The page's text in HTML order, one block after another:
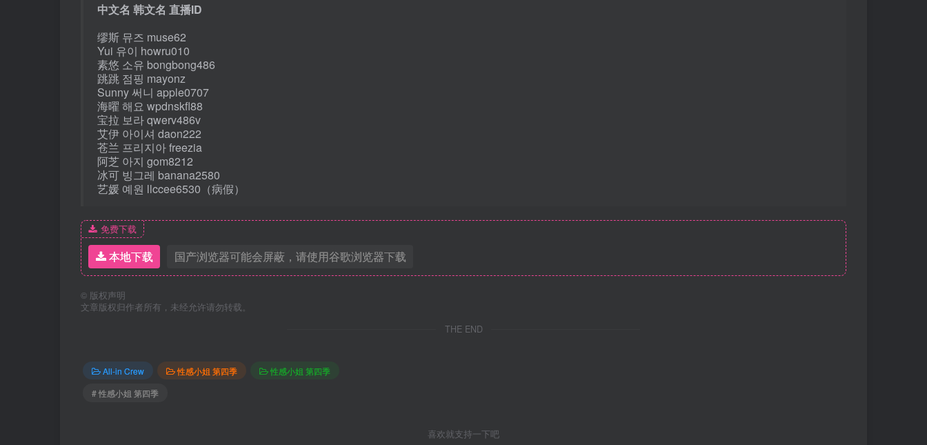
中文名 韩文名 直播ID
缪斯 뮤즈 muse62
Yui 유이 howru010
素悠 소유 bongbong486
跳跳 점핑 mayonz
Sunny 써니 apple0707
海曜 해요 wpdnskfl88
宝拉 보라 qwerv486v
艾伊 아이셔 daon222
苍兰 프리지아 freezia
阿芝 아지 gom8212
冰可 빙그레 banana2580
艺媛 예원 llccee6530（病假）
免费下载
本地下载 国产浏览器可能会屏蔽，请使用谷歌浏览器下载
© 版权声明
文章版权归作者所有，未经允许请勿转载。
THE END
All-in Crew 性感小姐 第四季
性感小姐 第四季
# 性感小姐 第四季
喜欢就支持一下吧